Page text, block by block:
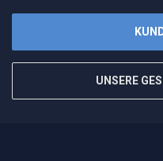
UNSERE